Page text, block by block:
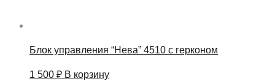
Блок управления “Нева” 4510 с герконом
1 500 ₽ В корзину